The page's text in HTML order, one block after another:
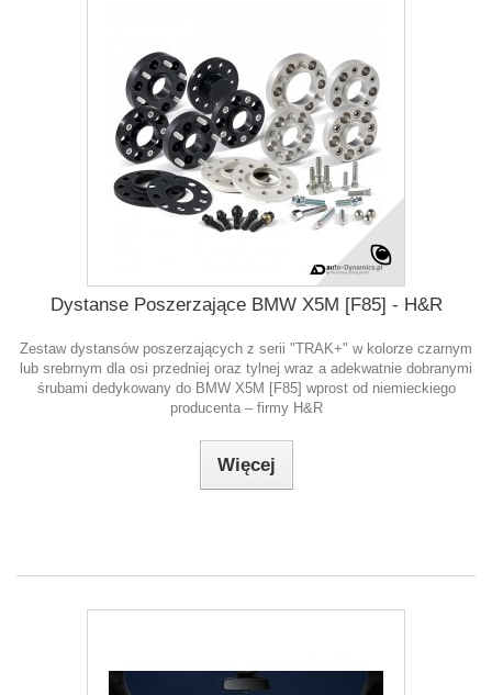
Dystanse Poszerzające BMW X5M [F85] - H&R
Zestaw dystansów poszerzających z serii "TRAK+" w kolorze czarnym
lub srebrnym dla osi przedniej oraz tylnej wraz a adekwatnie dobranymi
śrubami dedykowany do BMW X5M [F85] wprost od niemieckiego
producenta – firmy H&R
Więcej